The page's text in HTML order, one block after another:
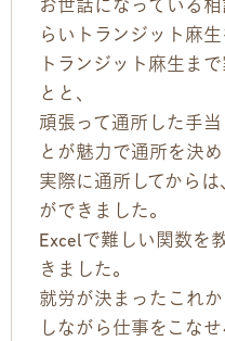
見学・体験のお申
各種SNS
資料請求
採用情報
お世話になっている
らいトランジット麻生
トランジット麻生ま
とと、
頑張って通所した手
とが魅力で通所を決め
実際に通所してから
ができました。
Excelで難しい関数を
きました。
就労が決まったこれ
しながら仕事をこな